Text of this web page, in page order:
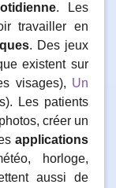
. Les
travailler en
. Des jeux
existent sur
visages), Un
Les patients
créer un
applications
horloge,
aussi de